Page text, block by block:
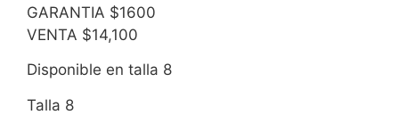
GARANTIA $1600
VENTA $14,100
Disponible en talla 8
Talla 8